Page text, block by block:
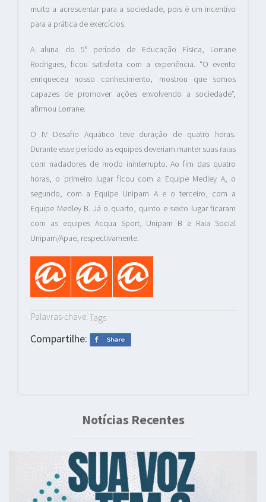
muito a acrescentar para a sociedade, pois é um incentivo
para a prática de exercícios.
A aluna do 5° período de Educação Física, Lorrane
Rodrigues, ficou satisfeita com a experiência. “O evento
enriqueceu nosso conhecimento, mostrou que somos
capazes de promover ações envolvendo a sociedade”,
afirmou Lorrane.
O IV Desafio Aquático teve duração de quatro horas.
Durante esse período as equipes deveriam manter suas raias
com nadadores de modo ininterrupto. Ao fim das quatro
horas, o primeiro lugar ficou com a Equipe Medley A, o
segundo, com a Equipe Unipam A e o terceiro, com a
Equipe Medley B. Já o quarto, quinto e sexto lugar ficaram
com as equipes Acqua Sport, Unipam B e Raia Social
Unipam/Apae, respectivamente.
Palavras-chave: Tags:
Compartilhe:
Notícias Recentes